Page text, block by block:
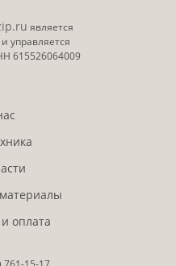
является
управляется
615526064009
оплата